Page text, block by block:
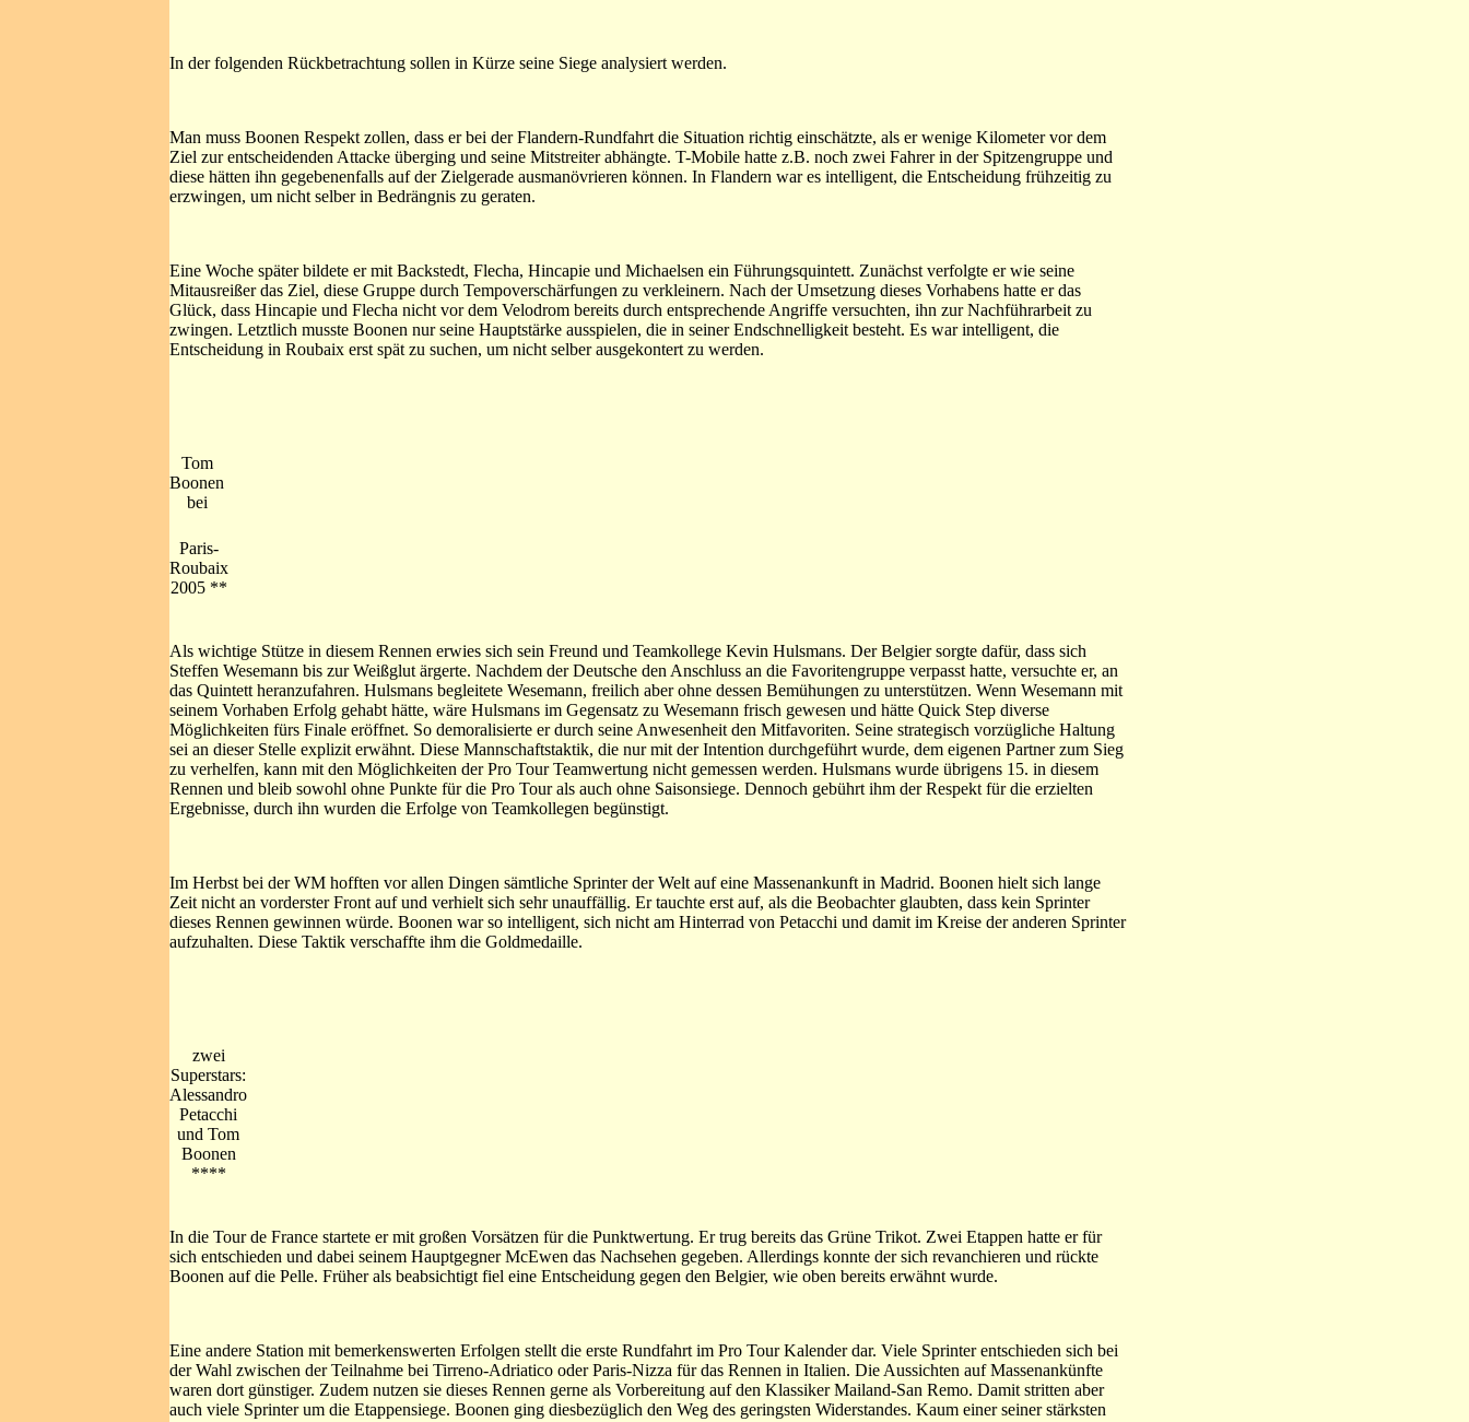
In der folgenden Rückbetrachtung sollen in Kürze seine Siege analysiert werden.
Man muss Boonen Respekt zollen, dass er bei der Flandern-Rundfahrt die Situation richtig einschätzte, als er wenige Kilometer vor dem
Ziel zur entscheidenden Attacke überging und seine Mitstreiter abhängte. T-Mobile hatte z.B. noch zwei Fahrer in der Spitzengruppe und
diese hätten ihn gegebenenfalls auf der Zielgerade ausmanövrieren können. In Flandern war es intelligent, die Entscheidung frühzeitig zu
erzwingen, um nicht selber in Bedrängnis zu geraten.
Eine Woche später bildete er mit Backstedt, Flecha, Hincapie und Michaelsen ein Führungsquintett. Zunächst verfolgte er wie seine
Mitausreißer das Ziel, diese Gruppe durch Tempoverschärfungen zu verkleinern. Nach der Umsetzung dieses Vorhabens hatte er das
Glück, dass Hincapie und Flecha nicht vor dem Velodrom bereits durch entsprechende Angriffe versuchten, ihn zur Nachführarbeit zu
zwingen. Letztlich musste Boonen nur seine Hauptstärke ausspielen, die in seiner Endschnelligkeit besteht. Es war intelligent, die
Entscheidung in Roubaix erst spät zu suchen, um nicht selber ausgekontert zu werden.
Tom
Boonen
bei
Paris-
Roubaix
2005 **
Als wichtige Stütze in diesem Rennen erwies sich sein Freund und Teamkollege Kevin Hulsmans. Der Belgier sorgte dafür, dass sich
Steffen Wesemann bis zur Weißglut ärgerte. Nachdem der Deutsche den Anschluss an die Favoritengruppe verpasst hatte, versuchte er, an
das Quintett heranzufahren. Hulsmans begleitete Wesemann, freilich aber ohne dessen Bemühungen zu unterstützen. Wenn Wesemann mit
seinem Vorhaben Erfolg gehabt hätte, wäre Hulsmans im Gegensatz zu Wesemann frisch gewesen und hätte Quick Step diverse
Möglichkeiten fürs Finale eröffnet. So demoralisierte er durch seine Anwesenheit den Mitfavoriten. Seine strategisch vorzügliche Haltung
sei an dieser Stelle explizit erwähnt. Diese Mannschaftstaktik, die nur mit der Intention durchgeführt wurde, dem eigenen Partner zum Sieg
zu verhelfen, kann mit den Möglichkeiten der Pro Tour Teamwertung nicht gemessen werden. Hulsmans wurde übrigens 15. in diesem
Rennen und bleib sowohl ohne Punkte für die Pro Tour als auch ohne Saisonsiege. Dennoch gebührt ihm der Respekt für die erzielten
Ergebnisse, durch ihn wurden die Erfolge von Teamkollegen begünstigt.
Im Herbst bei der WM hofften vor allen Dingen sämtliche Sprinter der Welt auf eine Massenankunft in Madrid. Boonen hielt sich lange
Zeit nicht an vorderster Front auf und verhielt sich sehr unauffällig. Er tauchte erst auf, als die Beobachter glaubten, dass kein Sprinter
dieses Rennen gewinnen würde. Boonen war so intelligent, sich nicht am Hinterrad von Petacchi und damit im Kreise der anderen Sprinter
aufzuhalten. Diese Taktik verschaffte ihm die Goldmedaille.
zwei
Superstars:
Alessandro
Petacchi
und Tom
Boonen
****
In die Tour de France startete er mit großen Vorsätzen für die Punktwertung. Er trug bereits das Grüne Trikot. Zwei Etappen hatte er für
sich entschieden und dabei seinem Hauptgegner McEwen das Nachsehen gegeben. Allerdings konnte der sich revanchieren und rückte
Boonen auf die Pelle. Früher als beabsichtigt fiel eine Entscheidung gegen den Belgier, wie oben bereits erwähnt wurde.
Eine andere Station mit bemerkenswerten Erfolgen stellt die erste Rundfahrt im Pro Tour Kalender dar. Viele Sprinter entschieden sich bei
der Wahl zwischen der Teilnahme bei Tirreno-Adriatico oder Paris-Nizza für das Rennen in Italien. Die Aussichten auf Massenankünfte
waren dort günstiger. Zudem nutzen sie dieses Rennen gerne als Vorbereitung auf den Klassiker Mailand-San Remo. Damit stritten aber
auch viele Sprinter um die Etappensiege. Boonen ging diesbezüglich den Weg des geringsten Widerstandes. Kaum einer seiner stärksten